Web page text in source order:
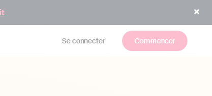
Se connecter Commencer